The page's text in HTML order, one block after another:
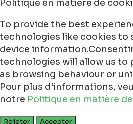
Politique en matière de
To provide the best
technologies like cookies to
device
technologies will allow us to
as browsing behaviour or
Pour plus d'informations,
notre Politique en matière
Rejeter
Accepter